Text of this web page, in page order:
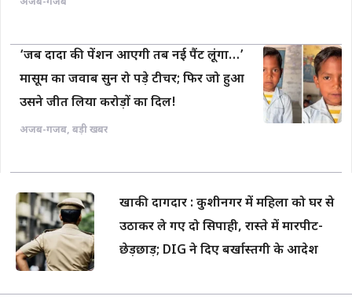
‘जब दादा की पेंशन आएगी तब नई पैंट लूंगा…’
मासूम का जवाब सुन रो पड़े टीचर; फिर जो हुआ
उसने जीत लिया करोड़ों का दिल!
अजब-गजब, बड़ी खबर
खाकी दागदार : कुशीनगर में महिला को घर से
उठाकर ले गए दो सिपाही, रास्ते में मारपीट-
छेड़छाड़; DIG ने दिए बर्खास्तगी के आदेश